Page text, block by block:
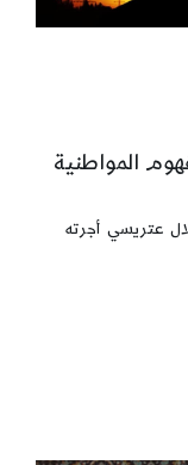
المواطنية
عتريسي أجرته